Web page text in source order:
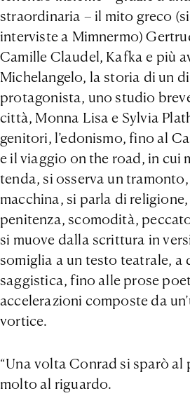
straordinaria – il mito greco
interviste a Mimnermo)
Camille Claudel, Kafka e più
Michelangelo, la storia di un
protagonista, uno studio
città, Monna Lisa e Sylvia
genitori, l’edonismo, fino al
e il viaggio on the road, in cui
tenda, si osserva un
macchina, si parla di
penitenza, scomodità,
si muove dalla scrittura in
somiglia a un testo teatrale, a
saggistica, fino alle prose
accelerazioni composte da
vortice.
“Una volta Conrad si sparò al
molto al riguardo.